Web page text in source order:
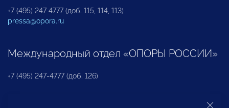
+7 (495) 247 4777 (доб. 115, 114, 113)
pressa@opora.ru
Международный отдел «ОПОРЫ РОССИИ»
+7 (495) 247-4777 (доб. 126)